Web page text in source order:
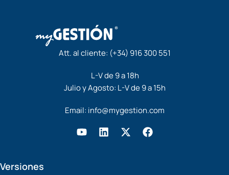
Att. al cliente: (+34) 916 300 551
L-V de 9 a 18h
Julio y Agosto: L-V de 9 a 15h
Email: info@mygestion.com
Y L X F
a
Versiones